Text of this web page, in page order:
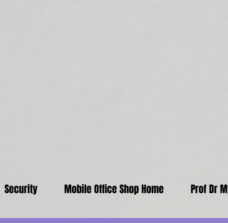
Security Mobile Office Shop Home Prof Dr